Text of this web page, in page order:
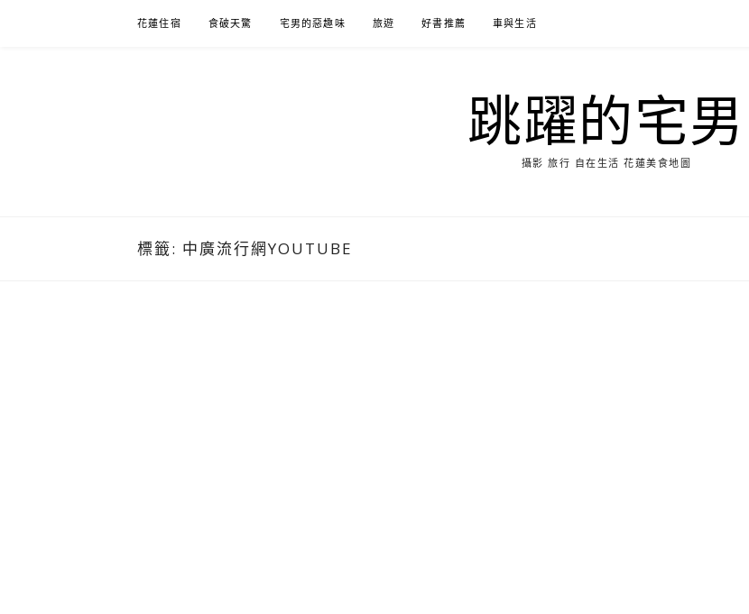
花蓮住宿 食破天驚 宅男的惡趣味 旅遊 好書推薦 車與生活
跳躍的宅男
攝影 旅行 自在生活 花蓮美食地圖
標籤: 中廣流行網YOUTUBE